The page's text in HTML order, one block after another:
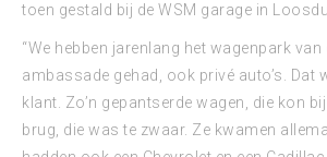
toen gestald bij de WSM garage in
“We hebben jarenlang het wagenpark
ambassade gehad, ook privé auto’s. Dat
klant. Zo’n gepantserde wagen, die kon
brug, die was te zwaar. Ze kwamen